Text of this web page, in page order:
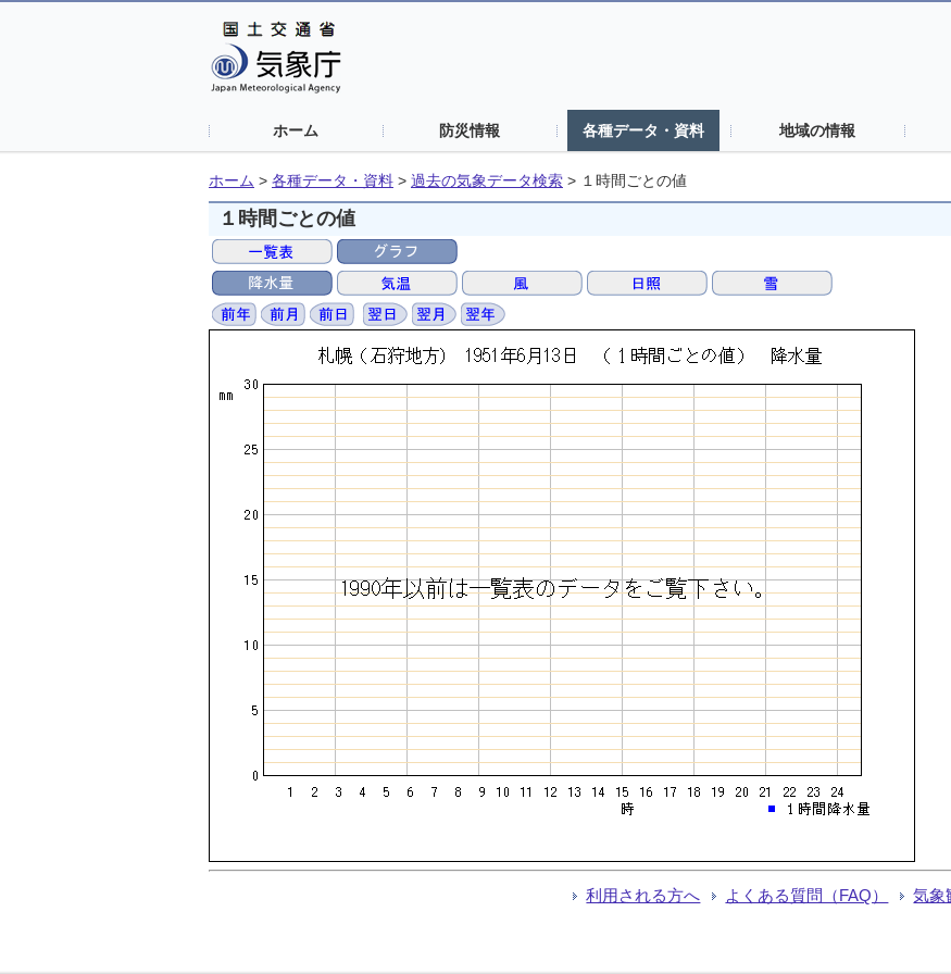
ホーム 防災情報 各種データ・資料 地域の情報
ホーム > 各種データ・資料 > 過去の気象データ検索 > １時間ごとの値
１時間ごとの値
利用される方へ よくある質問（FAQ） 気象